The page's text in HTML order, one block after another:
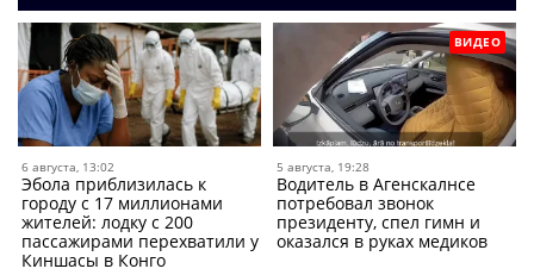
6 августа, 13:02
Эбола приблизилась к
городу с 17 миллионами
жителей: лодку с 200
пассажирами перехватили у
Киншасы в Конго
ВИДЕО
5 августа, 19:28
Водитель в Агенскалнсе
потребовал звонок
президенту, спел гимн и
оказался в руках медиков